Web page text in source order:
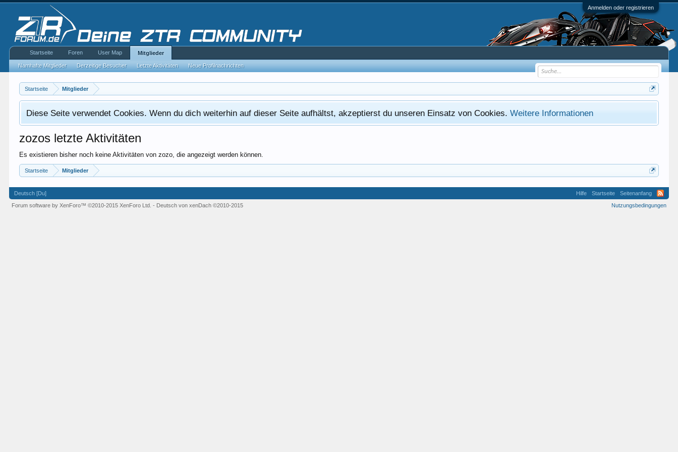
Anmelden oder registrieren
Startseite Mitglieder
Diese Seite verwendet Cookies. Wenn du dich weiterhin auf dieser Seite aufhältst, akzeptierst du unseren Einsatz von Cookies.Weitere Informationen
zozos letzte Aktivitäten
Es existieren bisher noch keine Aktivitäten von zozo, die angezeigt werden können.
Startseite Mitglieder
Startseite Foren User Map Mitglieder
Namhafte Mitglieder Derzeitige Besucher Letzte Aktivitäten Neue Profilnachrichten
Deutsch [Du] Hilfe Startseite
Seitenanfang
Nutzungsbedingungen
Forum software by XenForo™©2010-2015 XenForo Ltd. - Deutsch von xenDach©2010-2015